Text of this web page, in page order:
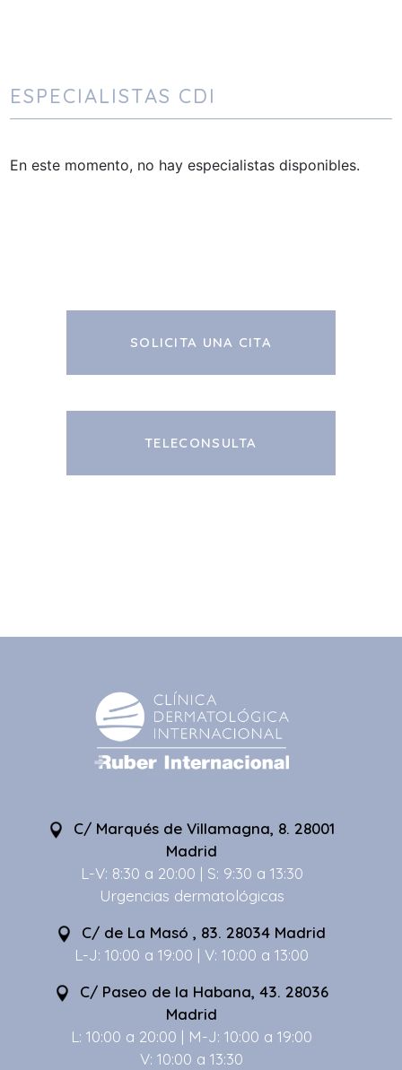
ESPECIALISTAS CDI
En este momento, no hay especialistas disponibles.
SOLICITA UNA CITA
TELECONSULTA
C/ Marqués de Villamagna, 8. 28001
Madrid
L-V: 8:30 a 20:00 | S: 9:30 a 13:30
Urgencias dermatológicas
C/ de La Masó , 83. 28034 Madrid
L-J: 10:00 a 19:00 | V: 10:00 a 13:00
C/ Paseo de la Habana, 43. 28036
Madrid
L: 10:00 a 20:00 | M-J: 10:00 a 19:00
V: 10:00 a 13:30